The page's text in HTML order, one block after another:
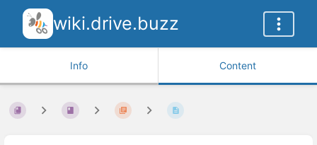
wiki.drive.buzz
Info Content